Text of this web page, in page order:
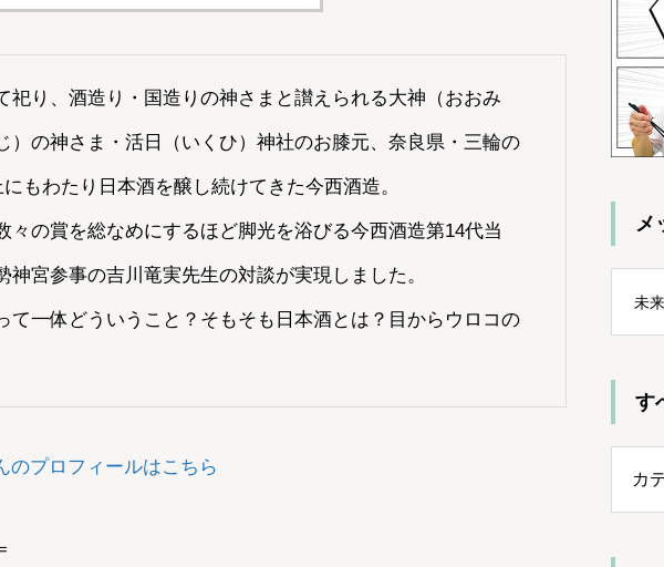
祀り、酒造り・国造りの神さまと讃えられる大神（おおみ
）の神さま・活日（いくひ）神社のお膝元、奈良県・三輪の
もわたり日本酒を醸し続けてきた今西酒造。
々の賞を総なめにするほど脚光を浴びる今西酒造第14代当
神宮参事の吉川竜実先生の対談が実現しました。
て一体どういうこと？そもそも日本酒とは？目からウロコの
プロフィールはこちら
メ
未
す